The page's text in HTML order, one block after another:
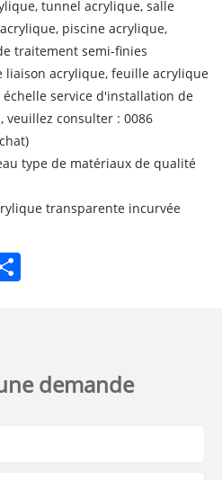
tunnel acrylique, salle
piscine acrylique,
traitement semi-finies
liaison acrylique, feuille acrylique
service d'installation de
consulter : 0086
type de matériaux de qualité
transparente incurvée
demande